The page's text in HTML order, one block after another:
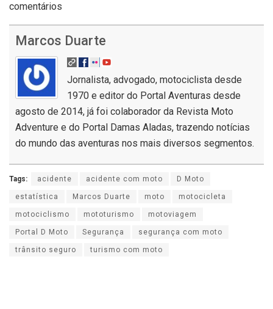
comentários
Marcos Duarte
Jornalista, advogado, motociclista desde
1970 e editor do Portal Aventuras desde
agosto de 2014, já foi colaborador da Revista Moto
Adventure e do Portal Damas Aladas, trazendo notícias
do mundo das aventuras nos mais diversos segmentos.
Tags: acidente acidente com moto D Moto
estatística Marcos Duarte moto motocicleta
motociclismo mototurismo motoviagem
Portal D Moto Segurança segurança com moto
trânsito seguro turismo com moto